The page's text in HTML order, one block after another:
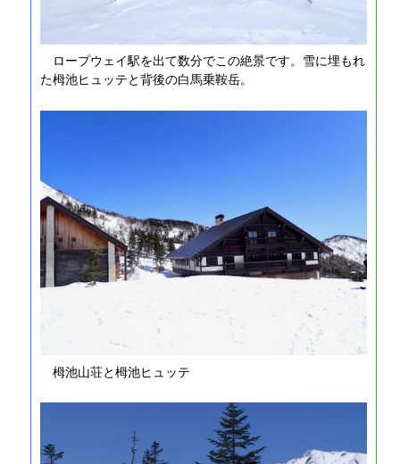
ロープウェイ駅を出て数分でこの絶景です。雪に埋もれ
た栂池ヒュッテと背後の白馬乗鞍岳。
栂池山荘と栂池ヒュッテ